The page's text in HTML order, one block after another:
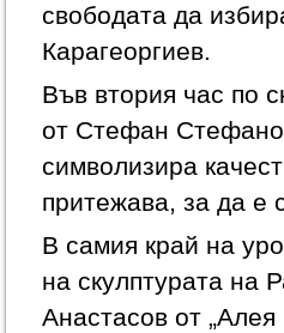
свободата да
Карагеоргиев.
Във втория час по
от Стефан
символизира
притежава, за да е
В самия край на
на скулптурата на
Анастасов от